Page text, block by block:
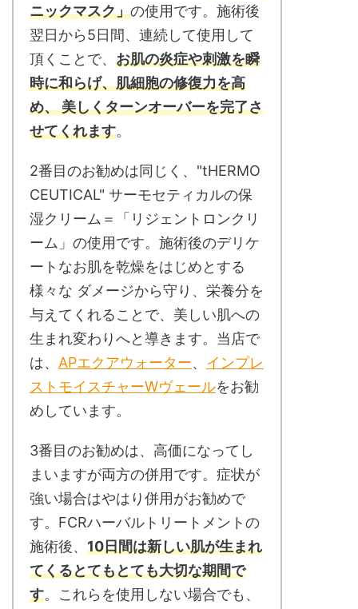
ニックマスク」の使用です。施術後
翌日から5日間、連続して使用して
頂くことで、 お肌の炎症や刺激を瞬
時に和らげ、肌細胞の修復力を高
め、 美しくターンオーバーを完了さ
せてくれます。
2番目のお勧めは同じく、"tHERMO
CEUTICAL" サーモセティカルの保
湿クリーム＝「リジェントロンクリ
ーム」の使用です。施術後のデリケ
ートなお肌を乾燥をはじめとする
様々な ダメージから守り、栄養分を
与えてくれることで、美しい肌への
生まれ変わりへと導きます。当店で
は、 APエクアウォーター、 インプレ
ストモイスチャーWヴェールをお勧
めしています。
3番目のお勧めは、高価になってし
まいますが両方の併用です。症状が
強い場合はやはり併用がお勧めで
す。FCRハーバルトリートメントの
施術後、 10日間は新しい肌が生まれ
てくるとてもとても大切な期間で
す。これらを使用しない場合でも、